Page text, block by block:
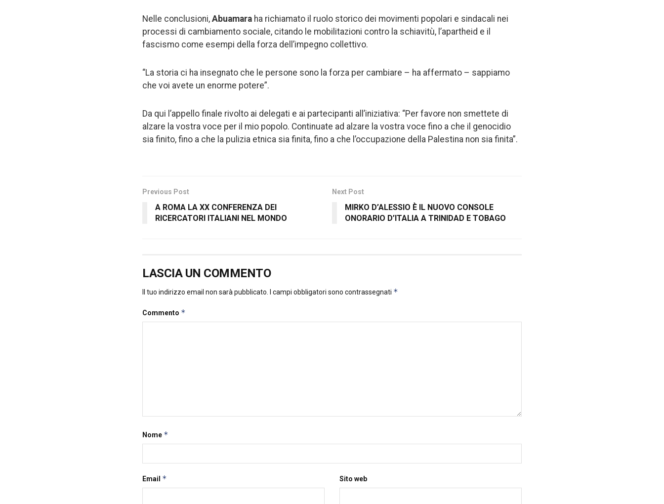
Nelle conclusioni, Abuamara ha richiamato il ruolo storico dei movimenti popolari e sindacali nei
processi di cambiamento sociale, citando le mobilitazioni contro la schiavitù, l’apartheid e il
fascismo come esempi della forza dell’impegno collettivo.
“La storia ci ha insegnato che le persone sono la forza per cambiare – ha affermato – sappiamo
che voi avete un enorme potere”.
Da qui l’appello finale rivolto ai delegati e ai partecipanti all’iniziativa: “Per favore non smettete di
alzare la vostra voce per il mio popolo. Continuate ad alzare la vostra voce fino a che il genocidio
sia finito, fino a che la pulizia etnica sia finita, fino a che l’occupazione della Palestina non sia finita”.
Previous Post
A ROMA LA XX CONFERENZA DEI
RICERCATORI ITALIANI NEL MONDO
Next Post
MIRKO D’ALESSIO È IL NUOVO CONSOLE
ONORARIO D’ITALIA A TRINIDAD E TOBAGO
LASCIA UN COMMENTO
Il tuo indirizzo email non sarà pubblicato. I campi obbligatori sono contrassegnati *
Commento *
Nome *
Email * Sito web